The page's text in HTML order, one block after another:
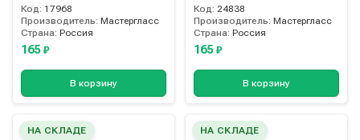
Код: 17968
Производитель: Мастергласс
Страна: Россия
165 ₽
В корзину
Код: 24838
Производитель: Мастергласс
Страна: Россия
165 ₽
В корзину
НА СКЛАДЕ НА СКЛАДЕ